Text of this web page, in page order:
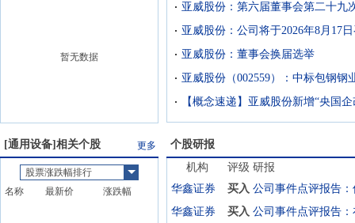
暂无数据
亚威股份：第六届董事会第二十九
亚威股份：董事会换届选举
【概念速递】亚威股份新增“央国
[通用设备]相关个股 更多
股票涨跌幅排行
名称
最新价 涨跌幅
个股研报
机构
评级 研报
华鑫证券
买入
华鑫证券
买入